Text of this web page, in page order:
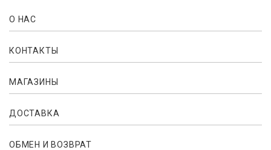
О НАС
КОНТАКТЫ
МАГАЗИНЫ
ДОСТАВКА
ОБМЕН И ВОЗВРАТ